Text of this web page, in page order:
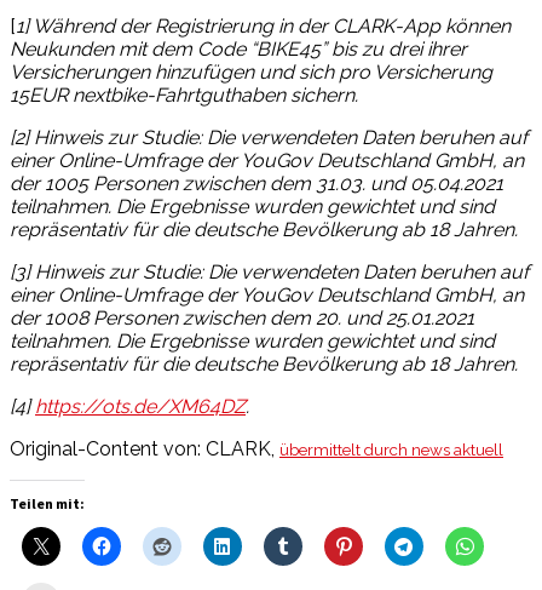
[1] Während der Registrierung in der CLARK-App können
Neukunden mit dem Code “BIKE45” bis zu drei ihrer
Versicherungen hinzufügen und sich pro Versicherung
15EUR nextbike-Fahrtguthaben sichern.
[2]Hinweis zur Studie: Die verwendeten Daten beruhen auf
einer Online-Umfrage der YouGov Deutschland GmbH, an
der 1005 Personen zwischen dem 31.03. und 05.04.2021
teilnahmen. Die Ergebnisse wurden gewichtet und sind
repräsentativ für die deutsche Bevölkerung ab 18 Jahren.
[3]Hinweis zur Studie: Die verwendeten Daten beruhen auf
einer Online-Umfrage der YouGov Deutschland GmbH, an
der 1008 Personen zwischen dem 20. und 25.01.2021
teilnahmen. Die Ergebnisse wurden gewichtet und sind
repräsentativ für die deutsche Bevölkerung ab 18 Jahren.
[4]https://ots.de/XM64DZ.
Original-Content von: CLARK, übermittelt durch news aktuell
Teilen mit: